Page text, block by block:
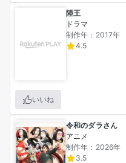
・tugeneko「上野さんは
・村岡ユウ「もういっぽん
2026年7月現在
陸王
ドラマ
制作年：2017年
4.5
いいね
令和のダラさん
アニメ
制作年：2026年
3.5